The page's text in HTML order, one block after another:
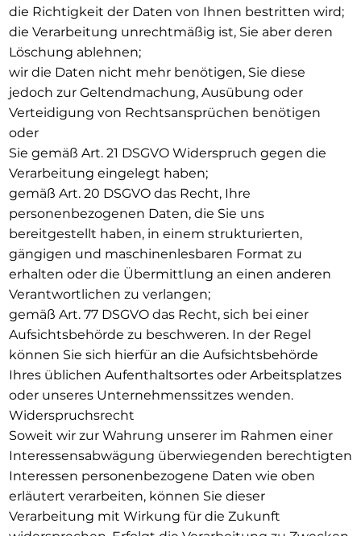
die Richtigkeit der Daten von Ihnen bestritten wird;
die Verarbeitung unrechtmäßig ist, Sie aber deren
Löschung ablehnen;
wir die Daten nicht mehr benötigen, Sie diese
jedoch zur Geltendmachung, Ausübung oder
Verteidigung von Rechtsansprüchen benötigen
oder
Sie gemäß Art. 21 DSGVO Widerspruch gegen die
Verarbeitung eingelegt haben;
gemäß Art. 20 DSGVO das Recht, Ihre
personenbezogenen Daten, die Sie uns
bereitgestellt haben, in einem strukturierten,
gängigen und maschinenlesbaren Format zu
erhalten oder die Übermittlung an einen anderen
Verantwortlichen zu verlangen;
gemäß Art. 77 DSGVO das Recht, sich bei einer
Aufsichtsbehörde zu beschweren. In der Regel
können Sie sich hierfür an die Aufsichtsbehörde
Ihres üblichen Aufenthaltsortes oder Arbeitsplatzes
oder unseres Unternehmenssitzes wenden.
Widerspruchsrecht
Soweit wir zur Wahrung unserer im Rahmen einer
Interessensabwägung überwiegenden berechtigten
Interessen personenbezogene Daten wie oben
erläutert verarbeiten, können Sie dieser
Verarbeitung mit Wirkung für die Zukunft